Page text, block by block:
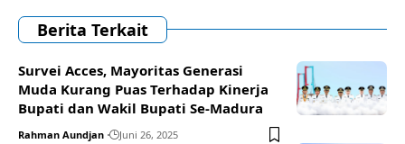
Berita Terkait
Survei Acces, Mayoritas Generasi
Muda Kurang Puas Terhadap Kinerja
Bupati dan Wakil Bupati Se-Madura
Rahman Aundjan Juni 26, 2025